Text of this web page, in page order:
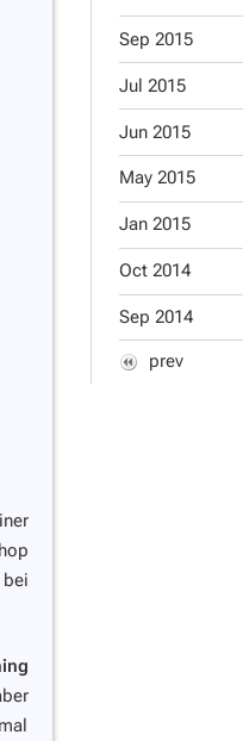
Sep 2015
Jul 2015
Jun 2015
May 2015
Jan 2015
Oct 2014
Sep 2014
prev